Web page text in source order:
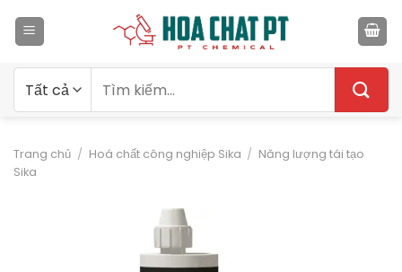
qua
kiếm:
Trang chủ / Hoá chất công nghiệp Sika / Năng lượng tái tạo
Sika